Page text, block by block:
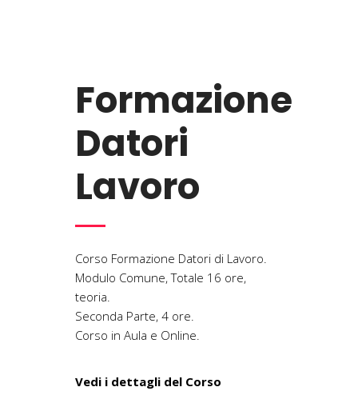
Formazione
Datori
Lavoro
Corso Formazione Datori di Lavoro.
Modulo Comune, Totale 16 ore,
teoria.
Seconda Parte, 4 ore.
Corso in Aula e Online.
Vedi i dettagli del Corso